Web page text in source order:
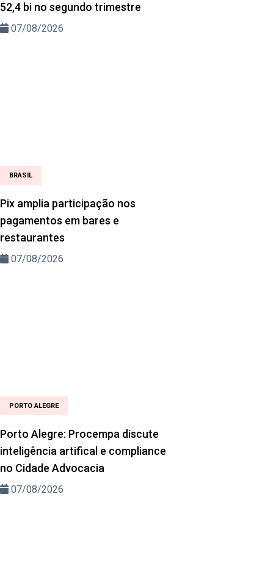
52,4 bi no segundo trimestre
07/08/2026
BRASIL
Pix amplia participação nos
pagamentos em bares e
restaurantes
07/08/2026
PORTO ALEGRE
Porto Alegre: Procempa discute
inteligência artifical e compliance
no Cidade Advocacia
07/08/2026